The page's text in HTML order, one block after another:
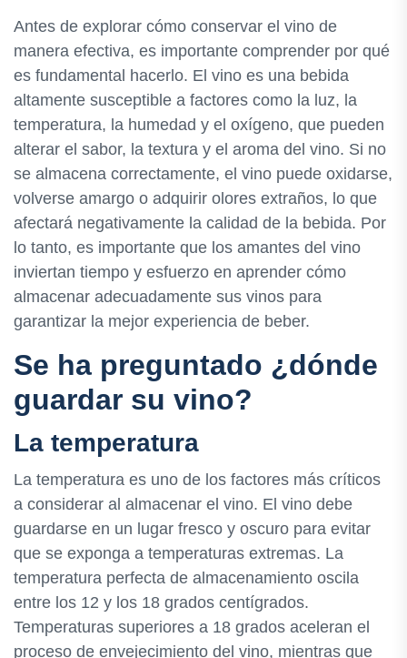
Antes de explorar cómo conservar el vino de
manera efectiva, es importante comprender por qué
es fundamental hacerlo. El vino es una bebida
altamente susceptible a factores como la luz, la
temperatura, la humedad y el oxígeno, que pueden
alterar el sabor, la textura y el aroma del vino. Si no
se almacena correctamente, el vino puede oxidarse,
volverse amargo o adquirir olores extraños, lo que
afectará negativamente la calidad de la bebida. Por
lo tanto, es importante que los amantes del vino
inviertan tiempo y esfuerzo en aprender cómo
almacenar adecuadamente sus vinos para
garantizar la mejor experiencia de beber.
Se ha preguntado ¿dónde
guardar su vino?
La temperatura
La temperatura es uno de los factores más críticos
a considerar al almacenar el vino. El vino debe
guardarse en un lugar fresco y oscuro para evitar
que se exponga a temperaturas extremas. La
temperatura perfecta de almacenamiento oscila
entre los 12 y los 18 grados centígrados.
Temperaturas superiores a 18 grados aceleran el
proceso de envejecimiento del vino, mientras que